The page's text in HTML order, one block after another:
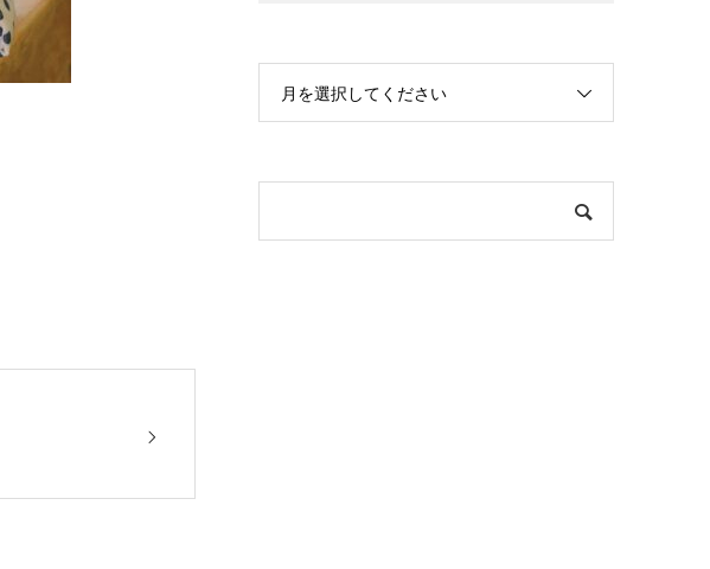
月を選択してください